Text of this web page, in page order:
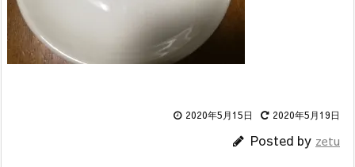
2020年5月15日 2020年5月19日
Posted by zetu